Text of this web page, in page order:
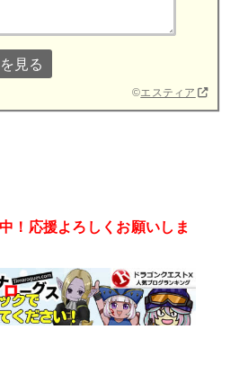
©エスティア
！応援よろしくお願いしま